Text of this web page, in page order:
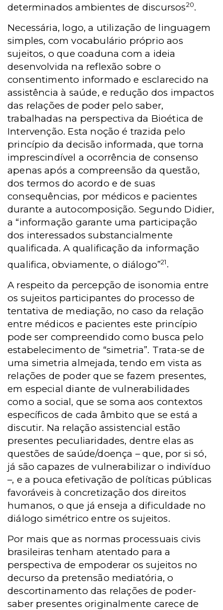
determinados ambientes de discursos20.
Necessária, logo, a utilização de linguagem
simples, com vocabulário próprio aos
sujeitos, o que coaduna com a ideia
desenvolvida na reflexão sobre o
consentimento informado e esclarecido na
assistência à saúde, e redução dos impactos
das relações de poder pelo saber,
trabalhadas na perspectiva da Bioética de
Intervenção. Esta noção é trazida pelo
princípio da decisão informada, que torna
imprescindível a ocorrência de consenso
apenas após a compreensão da questão,
dos termos do acordo e de suas
consequências, por médicos e pacientes
durante a autocomposição. Segundo Didier,
a “informação garante uma participação
dos interessados substancialmente
qualificada. A qualificação da informação
qualifica, obviamente, o diálogo”21.
A respeito da percepção de isonomia entre
os sujeitos participantes do processo de
tentativa de mediação, no caso da relação
entre médicos e pacientes este princípio
pode ser compreendido como busca pelo
estabelecimento de “simetria”. Trata-se de
uma simetria almejada, tendo em vista as
relações de poder que se fazem presentes,
em especial diante de vulnerabilidades
como a social, que se soma aos contextos
específicos de cada âmbito que se está a
discutir. Na relação assistencial estão
presentes peculiaridades, dentre elas as
questões de saúde/doença – que, por si só,
já são capazes de vulnerabilizar o indivíduo
–, e a pouca efetivação de políticas públicas
favoráveis à concretização dos direitos
humanos, o que já enseja a dificuldade no
diálogo simétrico entre os sujeitos.
Por mais que as normas processuais civis
brasileiras tenham atentado para a
perspectiva de empoderar os sujeitos no
decurso da pretensão mediatória, o
descortinamento das relações de poder-
saber presentes originalmente carece de